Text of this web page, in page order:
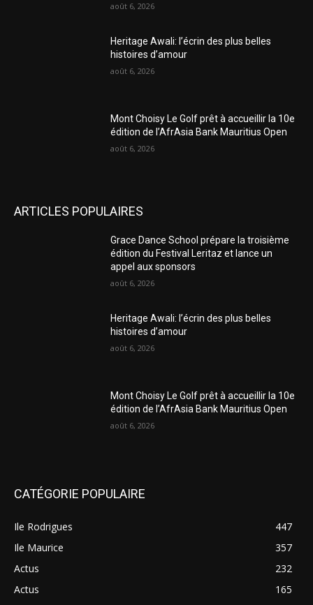
août 6, 2026
Heritage Awali: l’écrin des plus belles
histoires d’amour
août 6, 2026
Mont Choisy Le Golf prêt à accueillir la 10e
édition de l’AfrAsia Bank Mauritius Open
août 6, 2026
ARTICLES POPULAIRES
Grace Dance School prépare la troisième
édition du Festival Leritaz et lance un
appel aux sponsors
août 6, 2026
Heritage Awali: l’écrin des plus belles
histoires d’amour
août 6, 2026
Mont Choisy Le Golf prêt à accueillir la 10e
édition de l’AfrAsia Bank Mauritius Open
août 6, 2026
CATÉGORIE POPULAIRE
Ile Rodrigues
447
Ile Maurice
357
Actus
232
Actus
165